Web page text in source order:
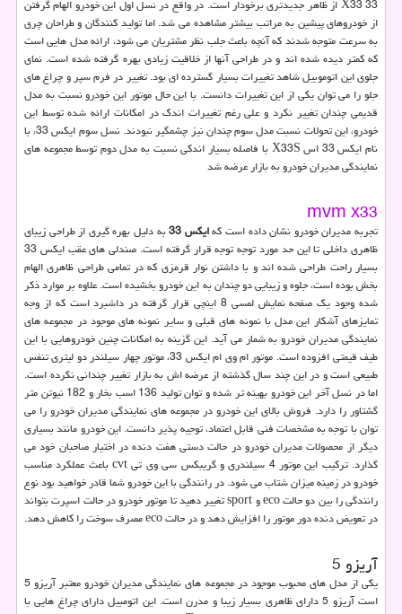
33
X33از ظاهر جدیدتری برخودار است. در واقع در نسل اول این خودرو الهام گرفتن
از خودروهای پیشین به مراتب بیشتر مشاهده می شد. اما تولید کنندگان و طراحان چری
به سرعت متوجه شدند که آنچه باعث جلب نظر مشتریان می شود، ارائه مدل هایی است
که کمتر دیده شده اند و در طراحی آنها از خلاقیت زیادی بهره گرفته شده است. نمای
جلوی این اتوموبیل شاهد تغییرات بسیار گسترده ای بود. تغییر در فرم سپر و چراغ های
جلو را می توان یکی از این تغییرات دانست. با این حال موتور این خودرو نسبت به مدل
قدیمی چندان تغییر نکرد و علی رغم تغییرات اندک در امکانات ارائه شده توسط این
خودرو، این تحولات نسبت مدل سوم چندان نیز چشمگیر نبودند. نسل سوم ایکس 33، با
نام ایکس 33 اس
X33Sبا فاصله بسیار اندکی نسبت به مدل دوم توسط مجموعه های
نمایندگی مدیران خودرو به بازار عرضه شد
mvm x33
تجربه مدیران خودرو نشان داده است کهایکس 33
به دلیل بهره گیری از طراحی زیبای
ظاهری داخلی تا این حد مورد توجه توجه قرار گرفته است. صندلی های عقب ایکس 33
بسیار راحت طراحی شده اند و با داشتن نوار قرمزی که در تمامی طراحی ظاهری الهام
بخش بوده است، جلوه و زیبایی دو چندان به این خودرو بخشیده است. علاوه بر موارد ذکر
شده وجود یک صفحه نمایش لمسی 8 اینچی قرار گرفته در داشبرد است که از وجه
تمایزهای آشکار این مدل با نمونه های قبلی و سایر نمونه های موجود در مجموعه های
نمایندگی مدیران خودرو به شمار می آید. این گزینه به امکانات چنین خودروهایی با این
طیف قیمتی افزوده است. موتور ام وی ام ایکس 33، موتور چهار سیلندر دو لیتری تنفس
طبیعی است و در این چند سال گذشته از عرضه‌ اش به بازار تغییر چندانی نکرده است.
اما در نسل آخر این خودرو بهینه تر شده و توان تولید 136 اسب بخار و 182 نیوتن متر
گشتاور را دارد. فروش بالای این خودرو در مجموعه های نمایندگی مدیران خودرو را می
توان با توجه به مشخصات فنی قابل اعتماد، توجیه پذیر دانست. این خودرو مانند بسیاری
دیگر از محصولات مدیران خودرو در حالت دستی هفت دنده در اختیار صاحبان خود می
گذارد. ترکیب این موتور 4 سیلندری و گریبکس سی وی تی
cvtباعث عملکرد مناسب
خودرو در زمینه میزان شتاب می شود. در رانندگی با این خودرو شما قادر خواهید بود نوع
رانندگی را بین دو حالتecoوsportتغییر دهید تا موتور خودرو در حالت اسپرت بتواند
در تعویض دنده دور موتور را افزایش دهد و در حالتecoمصرف سوخت را کاهش دهد.
آریزو 5
یکی از مدل های محبوب موجود در مجموعه های نمایندگی مدیران خودرو معتبر آریزو 5
است آریزو 5 دارای ظاهری بسیار زیبا و مدرن است. این اتومبیل دارای چراغ هایی با